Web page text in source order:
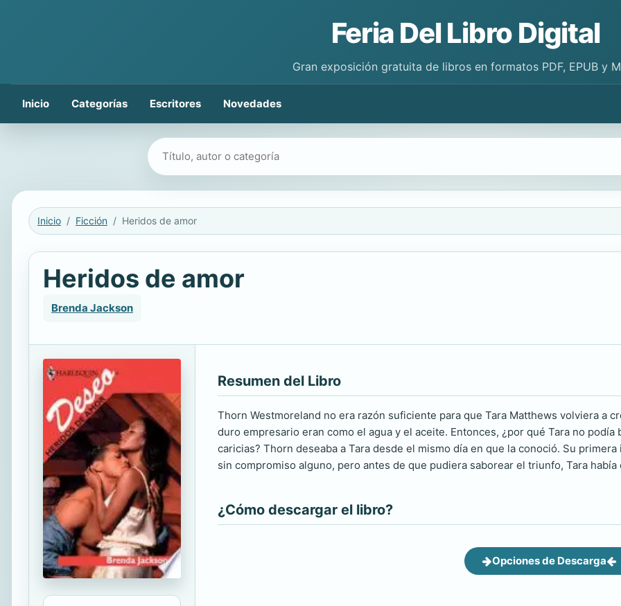
Feria Del Libro Digital
Gran exposición gratuita de libros en formatos PDF, EPUB y
Inicio Categorías Escritores Novedades
Buscar libros
Inicio Ficción Heridos de amor
Heridos de amor
Brenda Jackson
Resumen del Libro
Thorn Westmoreland no era razón suficiente para que Tara Matthews volviera a
duro empresario eran como el agua y el aceite. Entonces, ¿por qué Tara no
caricias? Thorn deseaba a Tara desde el mismo día en que la conoció. Su
sin compromiso alguno, pero antes de que pudiera saborear el triunfo, Tara
¿Cómo descargar el libro?
Opciones de Descarga